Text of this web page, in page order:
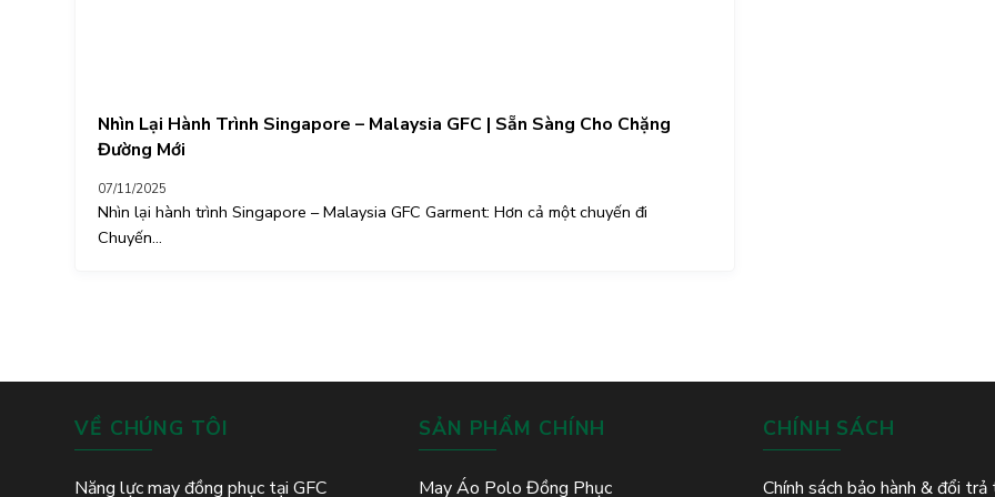
Nhìn Lại Hành Trình Singapore – Malaysia GFC | Sẵn Sàng Cho Chặng
Đường Mới
07/11/2025
Nhìn lại hành trình Singapore – Malaysia GFC Garment: Hơn cả một chuyến đi
Chuyến...
VỀ CHÚNG TÔI
Năng lực may đồng phục tại GFC
SẢN PHẨM CHÍNH
May Áo Polo Đồng Phục
CHÍNH SÁCH
Chính sách bảo hành & đổi trả